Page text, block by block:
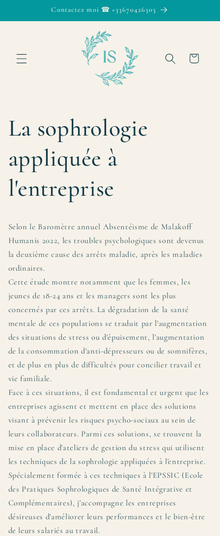
Contactez moi ☎ +33670426303
Panier
La sophrologie
appliquée à
l'entreprise
Selon le Baromètre annuel Absentéisme de Malakoff
Humanis 2022, les troubles psychologiques sont devenus
la deuxième cause des arrêts maladie, après les maladies
ordinaires.
Cette étude montre notamment que les femmes, les
jeunes de 18-24 ans et les managers sont les plus
concernés par ces arrêts. La dégradation de la santé
mentale de ces populations se traduit par l'augmentation
des situations de stress ou d'épuisement, l'augmentation
de la consommation d'anti-dépresseurs ou de somnifères,
et de plus en plus de difficultés pour concilier travail et
vie familiale.
Face à ces situations, il est fondamental et urgent que les
entreprises agissent et mettent en place des solutions
visant à prévenir les risques psycho-sociaux au sein de
leurs collaborateurs. Parmi ces solutions, se trouvent la
mise en place d'ateliers de gestion du stress qui utilisent
les techniques de la sophrologie appliquées à l'entreprise.
Spécialement formée à ces techniques à l'EPSSIC (Ecole
des Pratiques Sophrologiques de Santé Intégrative et
Complémentaires), j'accompagne les entreprises
désireuses d'améliorer leurs performances et le bien-être
de leurs salariés au travail.